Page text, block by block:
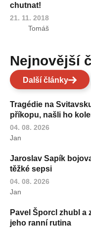
chutnat!
21. 11. 2018
Tomáš
Nejnovější
Další články
Tragédie na
příkopu, našli ho
04. 08. 2026
Jan
Jaroslav Sapík
těžké sepsi
04. 08. 2026
Jan
Pavel Šporcl zhubl a
jeho ranní rutina